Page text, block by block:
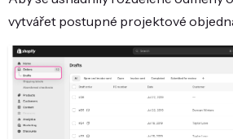
vytvářet postupné projektové